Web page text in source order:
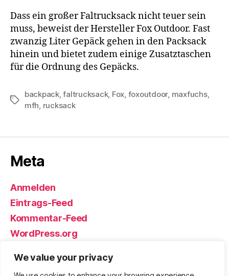
We value your privacy
Dass ein großer Faltrucksack nicht teuer sein
muss, beweist der Hersteller Fox Outdoor. Fast
zwanzig Liter Gepäck gehen in den Packsack
hinein und bietet zudem einige Zusatztaschen
für die Ordnung des Gepäcks.
Schlagwörter
backpack,faltrucksack, Fox foxoutdoor, maxfuchs,
mfh rucksack
Meta
Anmelden
Eintrags-Feed
Kommentar-Feed
WordPress.org